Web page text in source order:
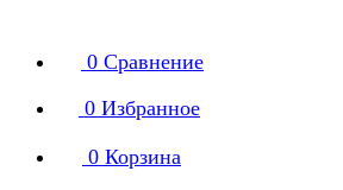
0 Сравнение
0 Избранное
0 Корзина